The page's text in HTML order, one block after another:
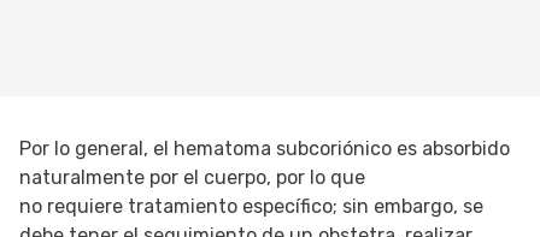
Por lo general, el hematoma subcoriónico es absorbido
naturalmente por el cuerpo, por lo que
no requiere tratamiento específico; sin embargo, se